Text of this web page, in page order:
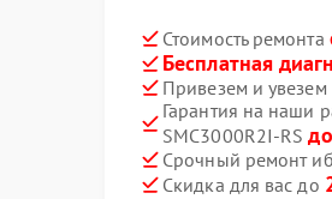
Стоимость ремонта
Бесплатная
Привезем и
Гарантия на наши
SMC3000R2I-RS
Срочный ремонт
Скидка для вас до